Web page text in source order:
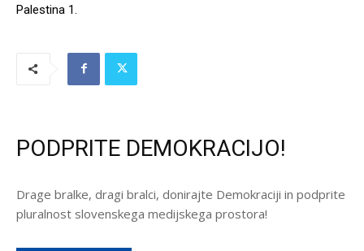
Palestina 1.
PODPRITE DEMOKRACIJO!
Drage bralke, dragi bralci, donirajte Demokraciji in podprite
pluralnost slovenskega medijskega prostora!